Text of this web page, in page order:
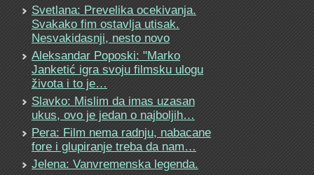
Svetlana: Prevelika ocekivanja.
Svakako fim ostavlja utisak.
Nesvakidasnji, nesto novo
Aleksandar Poposki: "Marko
Janketić igra svoju filmsku ulogu
života i to je…
Slavko: Mislim da imas uzasan
ukus, ovo je jedan o najboljih…
Pera: Film nema radnju, nabacane
fore i glupiranje treba da nam…
Jelena: Vanvremenska legenda.